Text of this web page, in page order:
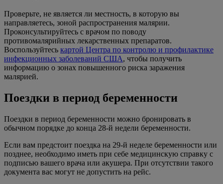
Проверьте, не является ли местность, в которую вы
направляетесь, зоной распространения малярии.
Проконсультируйтесь с врачом по поводу
противомалярийных лекарственных препаратов.
Воспользуйтесь картой Центра по контролю и профилактике
инфекционных заболеваний США, чтобы получить
информацию о зонах повышенного риска заражения
малярией.
Поездки в период беременности
Поездки в период беременности можно бронировать в
обычном порядке до конца 28-й недели беременности.
Если вам предстоит поездка на 29-й неделе беременности или
позднее, необходимо иметь при себе медицинскую справку с
подписью вашего врача или акушера. При отсутствии такого
документа вас могут не допустить на рейс.